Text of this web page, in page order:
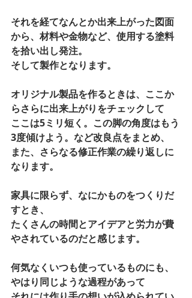
それを経てなんとか出来上がった図面
から、材料や金物など、使用する塗料
を拾い出し発注。
そして製作となります。
オリジナル製品を作るときは、ここか
らさらに出来上がりをチェックして
ここは5ミリ短く。この脚の角度はもう
3度傾けよう。など改良点をまとめ、
また、さらなる修正作業の繰り返しに
なります。
家具に限らず、なにかものをつくりだ
すとき、
たくさんの時間とアイデアと労力が費
やされているのだと感じます。
何気なくいつも使っているものにも、
やはり同じような過程があって